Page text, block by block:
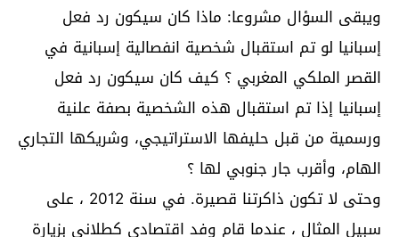
ويبقى السؤال مشروعا: ماذا كان سيكون رد فعل
إسبانيا لو تم استقبال شخصية انفصالية إسبانية في
القصر الملكي المغربي ؟ كيف كان سيكون رد فعل
إسبانيا إذا تم استقبال هذه الشخصية بصفة علنية
ورسمية من قبل حليفها الاستراتيجي، وشريكها التجاري
الهام، وأقرب جار جنوبي لها ؟
وحتى لا تكون ذاكرتنا قصيرة. في سنة 2012 ، على
سبيل المثال ، عندما قام وفد اقتصادي كطلاني بزيارة